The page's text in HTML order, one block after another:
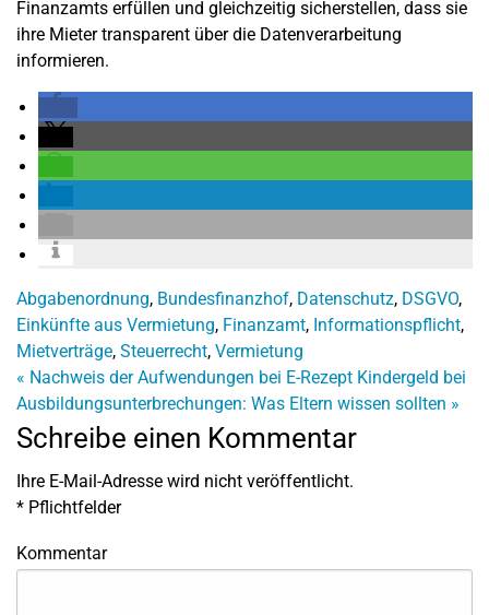
Finanzamts erfüllen und gleichzeitig sicherstellen, dass sie
ihre Mieter transparent über die Datenverarbeitung
informieren.
Abgabenordnung, Bundesfinanzhof, Datenschutz, DSGVO,
Einkünfte aus Vermietung, Finanzamt, Informationspflicht,
Mietverträge, Steuerrecht, Vermietung
« Nachweis der Aufwendungen bei E-Rezept Kindergeld bei
Ausbildungsunterbrechungen: Was Eltern wissen sollten »
Schreibe einen Kommentar
Ihre E-Mail-Adresse wird nicht veröffentlicht.
* Pflichtfelder
Kommentar